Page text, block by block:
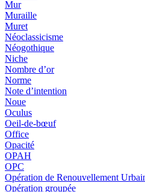
Mur
Muraille
Muret
Néoclassicisme
Néogothique
Niche
Nombre d’or
Norme
Note d’intention
Noue
Oculus
Oeil-de-bœuf
Office
Opacité
OPAH
OPC
Opération de Renouvellement
Opération groupée